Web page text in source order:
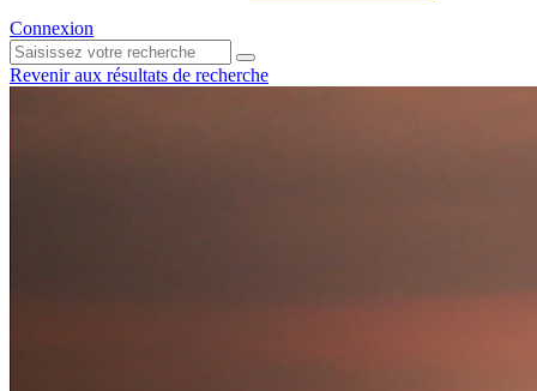
Connexion
Revenir aux résultats de recherche